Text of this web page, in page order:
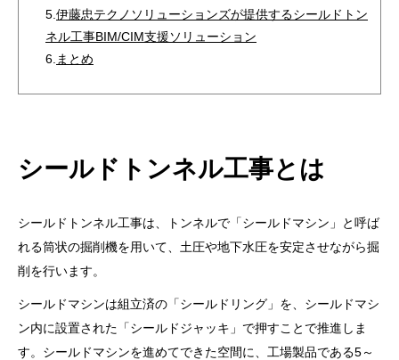
5. 伊藤忠テクノソリューションズが提供するシールドトン
ネル工事BIM/CIM支援ソリューション
6. まとめ
シールドトンネル工事とは
シールドトンネル工事は、トンネルで「シールドマシン」と呼ば
れる筒状の掘削機を用いて、土圧や地下水圧を安定させながら掘
削を行います。
シールドマシンは組立済の「シールドリング」を、シールドマシ
ン内に設置された「シールドジャッキ」で押すことで推進しま
す。シールドマシンを進めてできた空間に、工場製品である5～